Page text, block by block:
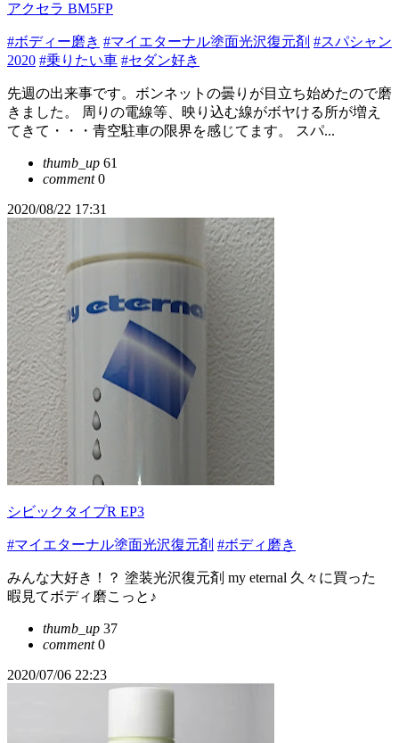
アクセラ BM5FP
#ボディー磨き #マイエターナル塗面光沢復元剤 #スパシャン
2020 #乗りたい車 #セダン好き
先週の出来事です。ボンネットの曇りが目立ち始めたので磨
きました。 周りの電線等、映り込む線がボヤける所が増え
てきて・・・青空駐車の限界を感じてます。 スパ...
thumb_up 61
comment0
2020/08/22 17:31
シビックタイプR EP3
#マイエターナル塗面光沢復元剤 #ボディ磨き
みんな大好き！？ 塗装光沢復元剤 my eternal 久々に買った
暇見てボディ磨こっと♪
thumb_up 37
comment0
2020/07/06 22:23